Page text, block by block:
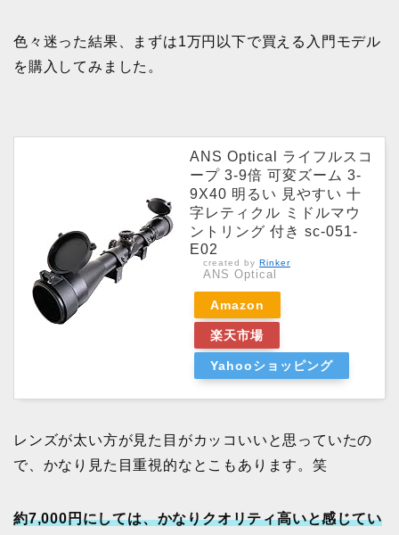
色々迷った結果、まずは1万円以下で買える入門モデル
を購入してみました。
ANS Optical ライフルスコ
ープ 3-9倍 可変ズーム 3-
9X40 明るい 見やすい 十
字レティクル ミドルマウ
ントリング 付き sc-051-
E02
created by Rinker
ANS Optical
Amazon
楽天市場
Yahooショッピング
レンズが太い方が見た目がカッコいいと思っていたの
で、かなり見た目重視的なとこもあります。笑
約7,000円にしては、かなりクオリティ高いと感じてい